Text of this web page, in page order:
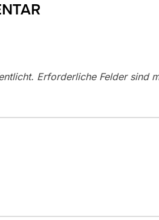
Erforderliche Felder sind